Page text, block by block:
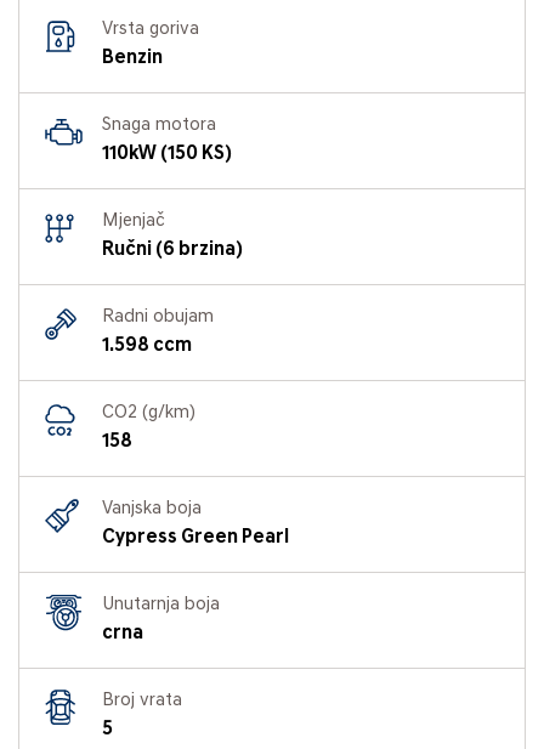
Vrsta goriva
Benzin
Snaga motora
110kW (150 KS)
Mjenjač
Ručni (6 brzina)
Radni obujam
1.598 ccm
CO2 (g/km)
158
Vanjska boja
Cypress Green Pearl
Unutarnja boja
crna
Broj vrata
5